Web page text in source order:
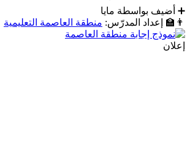
➕
أضيف بواسطة مايا
👨‍🏫
إعداد المدرّس: منطقة العاصمة التعليمية
إعلان